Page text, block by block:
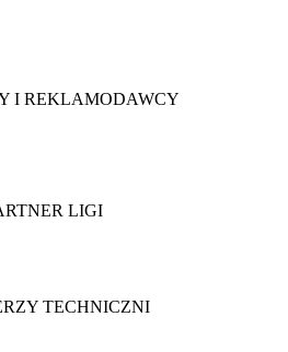
I REKLAMODAWCY
LIGI
TECHNICZNI